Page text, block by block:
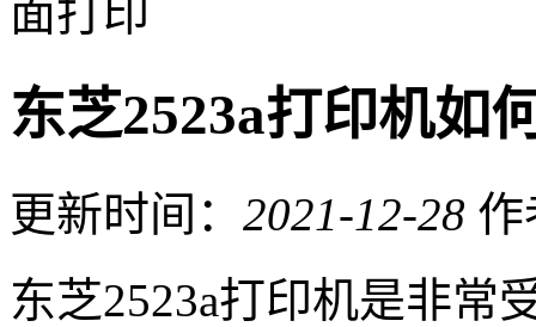
面打印
东芝2523a打印机如
更新时间： 2021-12-28 作
东芝2523a打印机是非常